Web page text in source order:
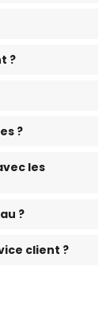
?
?
les
?
client ?